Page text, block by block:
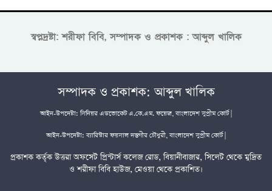
স্বপ্নদ্রষ্টা: শরীফা বিবি, সম্পাদক ও প্রকাশক : আব্দুল খালিক
সম্পাদক ও প্রকাশক: আব্দুল খালিক
আইন-উপদেষ্টা: সিনিয়র এডভোকেট এ.কে.এম. ফয়েজ, বাংলাদেশ সুপ্রীম কোর্ট |
আইন-উপদেষ্টা: ব্যারিস্টার ফয়সাল দস্তগীর চৌধুরী, বাংলাদেশ সুপ্রীম কোর্ট |
প্রকাশক কর্তৃক উত্তরা অফসেট প্রিন্টার্স কলেজ রোড, বিয়ানীবাজার, সিলেট থেকে মুদ্রিত
ও শরীফা বিবি হাউজ, মেওয়া থেকে প্রকাশিত।